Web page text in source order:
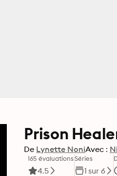
Prison
De Lynette NoniAvec :
165 évaluations
4.5
Séries
1 sur 6